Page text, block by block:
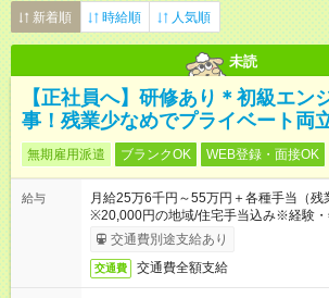
新着順 時給順 人気順
未読
【正社員へ】研修あり＊初級エン
事！残業少なめでプライベート両
無期雇用派遣 ブランクOK WEB登録・面接OK
給与
月給25万6千円～55万円＋各種手当（残
※20,000円の地域/住宅手当込み※経験・
て加給・優遇します。★同一就業先で1
円の継続手当支給
交通費別途支給あり
交通費 交通費全額支給